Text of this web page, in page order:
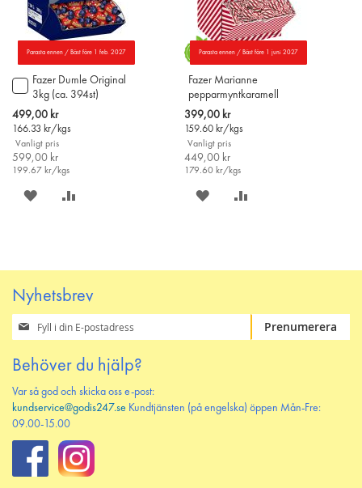
Parasta ennen / Bäst före 1 feb. 2027
Fazer Dumle Original
3kg (ca. 394st)
Special
Price
499,00 kr
166.33 kr/kgs
Vanligt pris
599,00 kr
199.67 kr/kgs
Lägg
till
varukorgen
SPARA
Parasta ennen / Bäst före 1 juni 2027
Fazer Marianne
pepparmyntkaramell
2,5kg
Special
Price
399,00 kr
159.60 kr/kgs
Vanligt pris
449,00 kr
179.60 kr/kgs
SPARA
Nyhetsbrev
Prenumerera
på
nyhetsbrev
Prenumerera
Behöver du hjälp?
Var så god och skicka oss e-post:
kundservice@godis247.se Kundtjänsten (på engelska) öppen Mån-Fre:
09.00-15.00